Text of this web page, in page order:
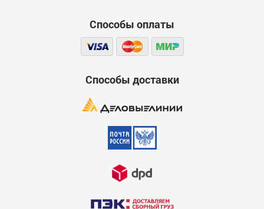
Способы оплаты
Способы доставки